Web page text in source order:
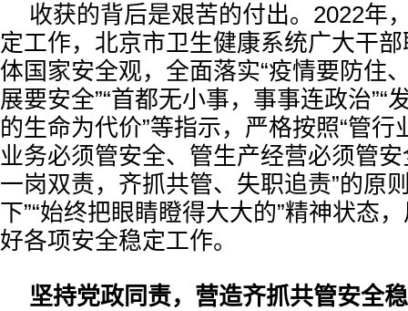
收获的背后是艰苦的付出。2022年
定工作，北京市卫生健康系统广大干
体国家安全观，全面落实“疫情要防住
展要安全”“首都无小事，事事连政治”“
的生命为代价”等指示，严格按照“管行
业务必须管安全、管生产经营必须管安
一岗双责，齐抓共管、失职追责”的原
下”“始终把眼睛瞪得大大的”精神状态
好各项安全稳定工作。
坚持党政同责，营造齐抓共管安全